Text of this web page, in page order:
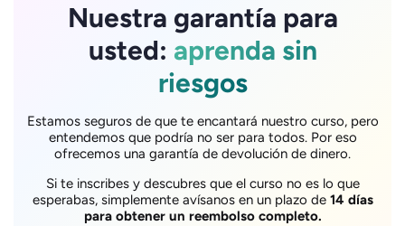
Nuestra garantía para
usted: aprenda sin
riesgos
Estamos seguros de que te encantará nuestro curso, pero
entendemos que podría no ser para todos. Por eso
ofrecemos una garantía de devolución de dinero.
Si te inscribes y descubres que el curso no es lo que
esperabas, simplemente avísanos en un plazo de 14 días
para obtener un reembolso completo.